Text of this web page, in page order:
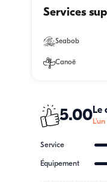
Services
Seabob
Canoë
5.00Le
Service
Équipement